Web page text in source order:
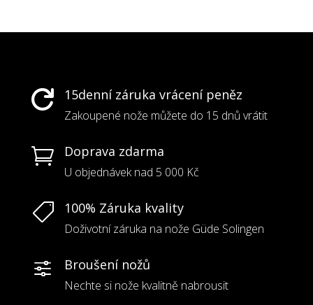
 15denní záruka vrácení peněz
Zakoupené nože můžete do 15 dnů vrátit
 Doprava zdarma
U objednávek nad 5 000 Kč
 100% Záruka kvality
Doživotní záruka na nože Güde Solingen
f Broušení nožů
Nechte si nože kvalitně nabrousit